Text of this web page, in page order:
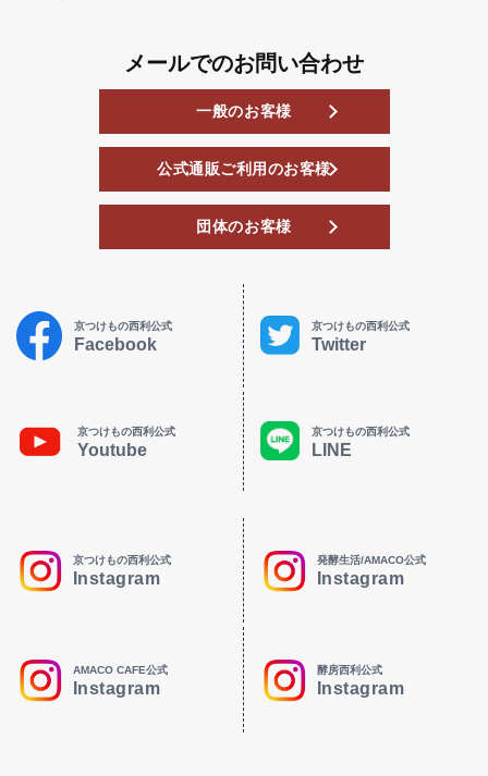
メールでのお問い合わせ
一般のお客様
公式通販ご利用のお客様
団体のお客様
京つけもの西利公式
Facebook
京つけもの西利公式
Twitter
京つけもの西利公式
Youtube
京つけもの西利公式
LINE
京つけもの西利公式
Instagram
発酵生活/AMACO公式
Instagram
AMACO CAFE公式
Instagram
酵房西利公式
Instagram